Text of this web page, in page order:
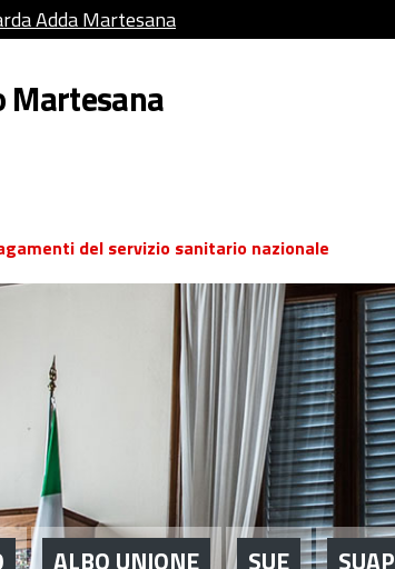
Adda Martesana
Martesana
del servizio sanitario nazionale
ALBO UNIONE SUE SUAP